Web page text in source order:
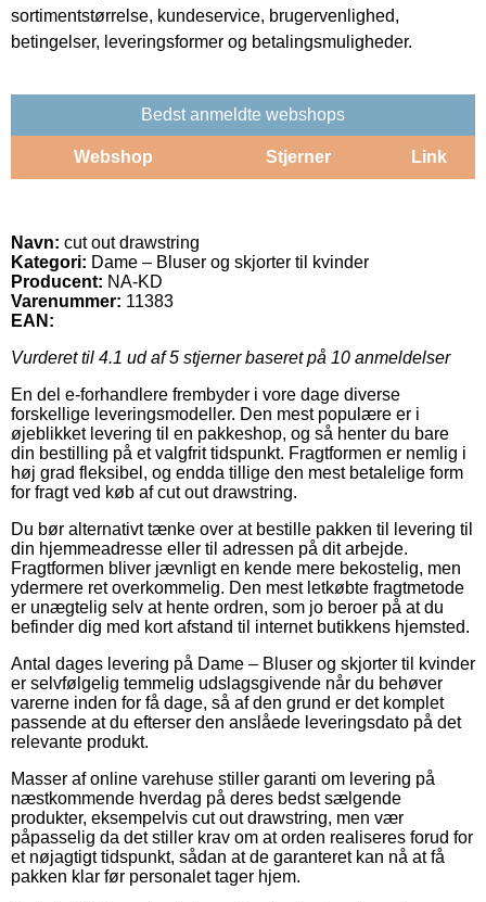
sortimentstørrelse, kundeservice, brugervenlighed,
betingelser, leveringsformer og betalingsmuligheder.
Bedst anmeldte webshops
Webshop Stjerner Link
Navn: cut out drawstring
Kategori: Dame – Bluser og skjorter til kvinder
Producent: NA-KD
Varenummer: 11383
EAN:
Vurderet til 4.1 ud af 5 stjerner baseret på 10 anmeldelser
En del e-forhandlere frembyder i vore dage diverse
forskellige leveringsmodeller. Den mest populære er i
øjeblikket levering til en pakkeshop, og så henter du bare
din bestilling på et valgfrit tidspunkt. Fragtformen er nemlig i
høj grad fleksibel, og endda tillige den mest betalelige form
for fragt ved køb af cut out drawstring.
Du bør alternativt tænke over at bestille pakken til levering til
din hjemmeadresse eller til adressen på dit arbejde.
Fragtformen bliver jævnligt en kende mere bekostelig, men
ydermere ret overkommelig. Den mest letkøbte fragtmetode
er unægtelig selv at hente ordren, som jo beroer på at du
befinder dig med kort afstand til internet butikkens hjemsted.
Antal dages levering på Dame – Bluser og skjorter til kvinder
er selvfølgelig temmelig udslagsgivende når du behøver
varerne inden for få dage, så af den grund er det komplet
passende at du efterser den anslåede leveringsdato på det
relevante produkt.
Masser af online varehuse stiller garanti om levering på
næstkommende hverdag på deres bedst sælgende
produkter, eksempelvis cut out drawstring, men vær
påpasselig da det stiller krav om at orden realiseres forud for
et nøjagtigt tidspunkt, sådan at de garanteret kan nå at få
pakken klar før personalet tager hjem.